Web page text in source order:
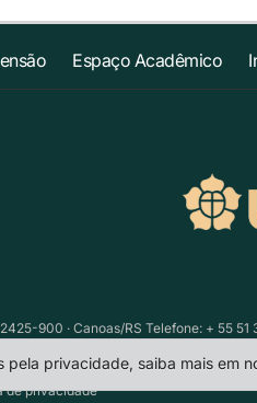
Espaço Acadêmico
900 · Canoas/RS Telefone: + 55 51
de privacidade
privacidade, saiba mais em